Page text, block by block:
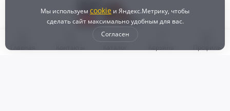
Мы используем cookie и Яндекс.Метрику, чтобы
сделать сайт максимально удобным для вас.
Согласен